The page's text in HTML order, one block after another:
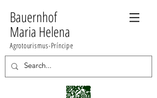
Bauernhof
Maria Helena
Agrotourismus-Príncipe